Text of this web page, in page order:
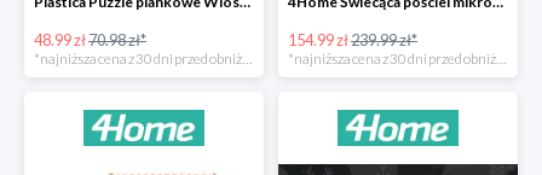
48.99 zł70.98 zł* 154.99 zł239.99 zł*